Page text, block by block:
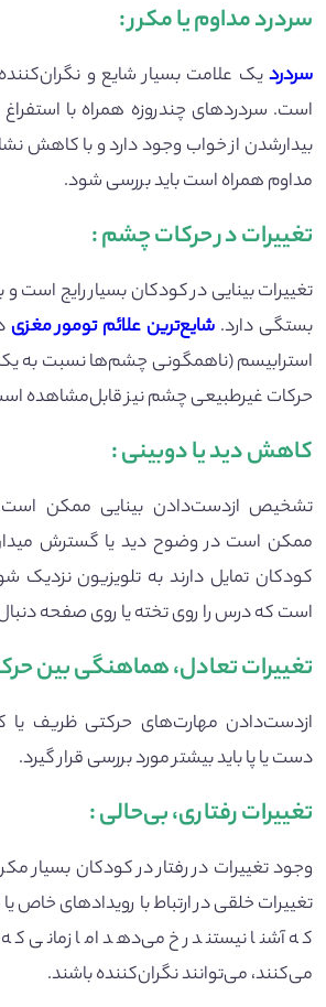
سردرد مداوم یا مکرر:
سردردیک علامت بسیار شایع و
است. سردردهای چندروزه همراه با
بیدارشدن از خواب وجود دارد و با کاهش
مداوم همراه است باید بررسی شود.
تغییرات در حرکات چشم:
تغییرات بینایی در کودکان بسیار رایج است
بستگی دارد. شایع‌ترین علائم تومور مغزی
استرابیسم (ناهمگونی چشم‌ها نسبت به
حرکات غیرطبیعی چشم نیز قابل‌مشاهده
کاهش دید یا دوبینی:
تشخیص ازدست‌دادن بینایی ممکن است
ممکن است در وضوح دید یا گسترش
کودکان تمایل دارند به تلویزیون نزدیک
است که درس را روی تخته یا روی صفحه
تغییرات تعادل، هماهنگی بین
ازدست‌دادن مهارت‌های حرکتی ظریف یا
دست یا پا باید بیشتر مورد بررسی قرار گیرد.
تغییرات رفتاری، بی‌حالی:
وجود تغییرات در رفتار در کودکان بسیار
تغییرات خلقی در ارتباط با رویدادهای
که آشنا نیستند رخ می‌دهد اما زمانی که
می‌کنند، می‌توانند نگران‌کننده باشند.